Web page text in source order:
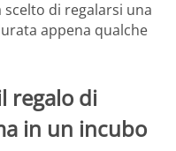
scelto di regalarsi una
appena qualche
regalo di
in un incubo